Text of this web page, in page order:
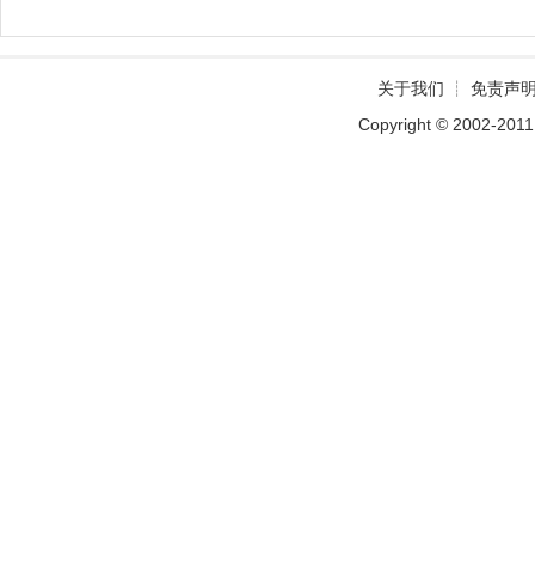
关于我们 ┊ 免责声
Copyright © 2002-